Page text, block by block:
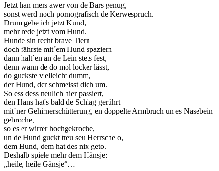
Jetzt han mers awer von de Bars genug,
sonst werd noch pornografisch de Kerwespruch.
Drum gebe ich jetzt Kund,
mehr rede jetzt vom Hund.
Hunde sin recht brave Tiern
doch fährste mit´em Hund spaziern
dann halt´en an de Lein stets fest,
denn wann de do mol locker lässt,
do guckste vielleicht dumm,
der Hund, der schmeisst dich um.
So ess dess neulich hier passiert,
den Hans hat's bald de Schlag gerührt
mit´ner Gehirnerschütterung, en doppelte Armbruch un es Nasebein
gebroche,
so es er wirrer hochgekroche,
un de Hund guckt treu seu Herrsche o,
dem Hund, dem hat des nix geto.
Deshalb spiele mehr dem Hänsje:
„heile, heile Gänsje“…